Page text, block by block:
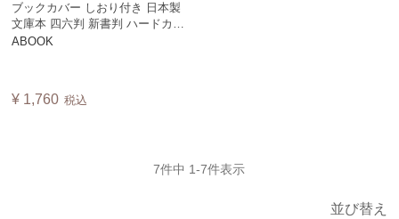
ブックカバー しおり付き 日本製
文庫本 四六判 新書判 ハードカバ
ー B6判 A5判 母子手帳 読書 手帳
ABOOK
¥ 1,760 税込
並び替え
7件中 1-7件表示